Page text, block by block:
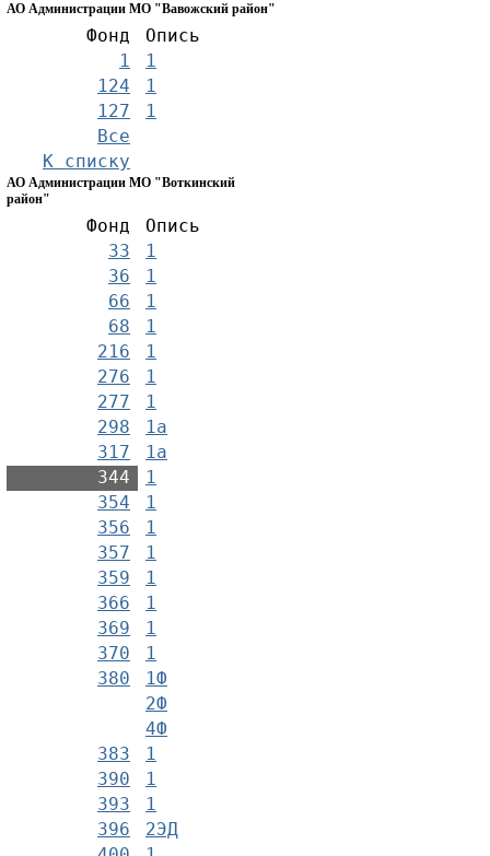
АО Администрации МО "Вавожский район"
Фонд
Опись
1
1
124
1
127
1
Все
К списку
АО Администрации МО "Воткинский
район"
Фонд
Опись
33
1
36
1
66
1
68
1
216
1
276
1
277
1
298
1а
317
1а
344
1
354
1
356
1
357
1
359
1
366
1
369
1
370
1
380
1Ф
2Ф
4Ф
383
1
390
1
393
1
396
2ЭД